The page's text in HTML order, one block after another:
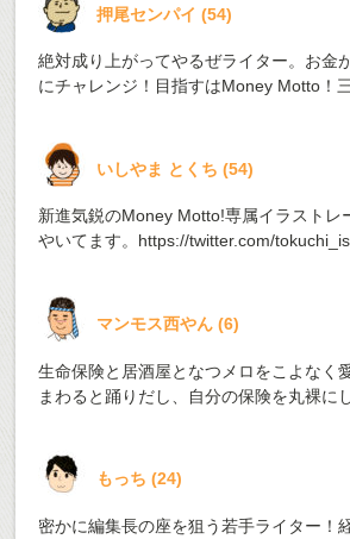
押尾センパイ(54)
絶対成り上がってやるぜライター。お金
にチャレンジ！目指すはMoney Motto！
いしやま とくち(54)
新進気鋭のMoney Motto!専属イラストレ
やいてます。 https://twitter.com/
マンモス西やん(6)
生命保険と居酒屋となつメロをこよなく
まわると踊りだし、自分の保険を丸裸に
もっち(24)
密かに編集長の座を狙う若手ライター！